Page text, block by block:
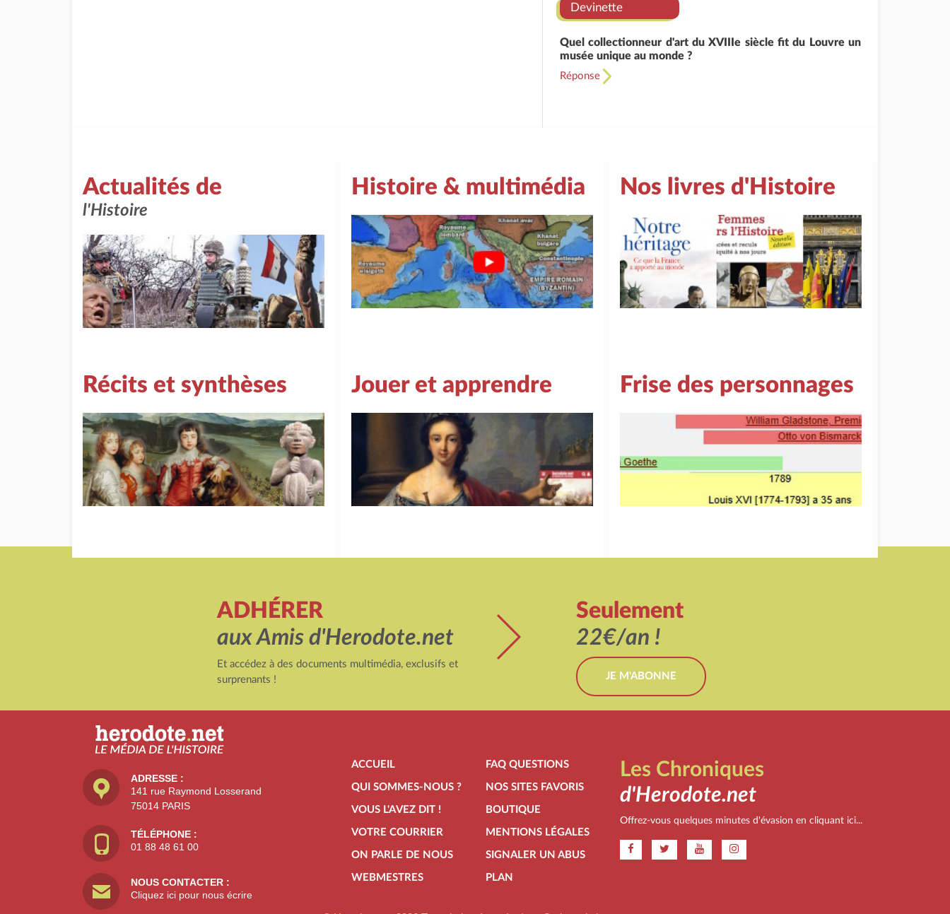
Devinette
Quel collectionneur d'art du XVIIIe siècle fit du Louvre un
musée unique au monde ?
Réponse
Actualités de
l'Histoire
Histoire & multimédia Nos livres d'Histoire
Récits et synthèses Jouer et apprendre Frise des personnages
ADHÉRER
aux Amis d'Herodote.net
Et accédez à des documents multimédia, exclusifs et
surprenants !
Seulement
22€/an !
JE M'ABONNE
ADRESSE :
141 rue Raymond Losserand
75014 PARIS
TÉLÉPHONE :
01 88 48 61 00
NOUS CONTACTER :
Cliquez ici pour nous écrire
ACCUEIL
QUI SOMMES-NOUS ?
VOUS L'AVEZ DIT !
VOTRE COURRIER
ON PARLE DE NOUS
WEBMESTRES
FAQ QUESTIONS
NOS SITES FAVORIS
BOUTIQUE
MENTIONS LÉGALES
SIGNALER UN ABUS
PLAN
Les Chroniques
d'Herodote.net
Offrez-vous quelques minutes d'évasion en cliquant ici...